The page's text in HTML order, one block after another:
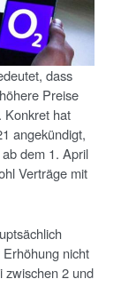
dass
Preise
Konkret hat
angekündigt,
dem 1. April
Verträge mit
nicht
zwischen 2 und